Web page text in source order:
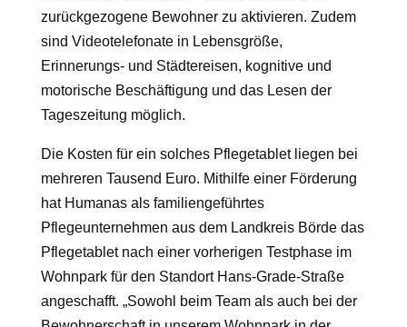
zurückgezogene Bewohner zu aktivieren. Zudem
sind Videotelefonate in Lebensgröße,
Erinnerungs- und Städtereisen, kognitive und
motorische Beschäftigung und das Lesen der
Tageszeitung möglich.
Die Kosten für ein solches Pflegetablet liegen bei
mehreren Tausend Euro. Mithilfe einer Förderung
hat Humanas als familiengeführtes
Pflegeunternehmen aus dem Landkreis Börde das
Pflegetablet nach einer vorherigen Testphase im
Wohnpark für den Standort Hans-Grade-Straße
angeschafft. „Sowohl beim Team als auch bei der